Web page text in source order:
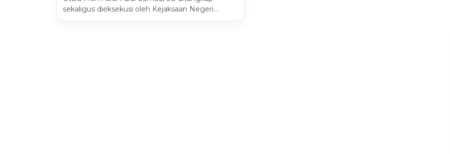
sekaligus dieksekusi oleh Kejaksaan Negeri…